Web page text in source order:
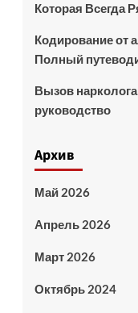
Которая Всегда
Кодирование от
Полный
Вызов
руководство
Архив
Май 2026
Апрель 2026
Март 2026
Октябрь 2024